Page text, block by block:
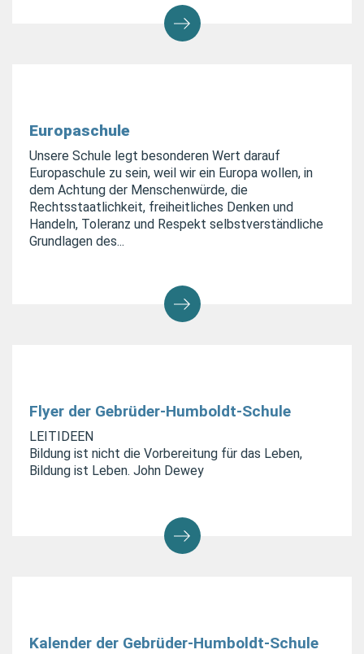
Europaschule
Unsere Schule legt besonderen Wert darauf
Europaschule zu sein, weil wir ein Europa wollen, in
dem Achtung der Menschenwürde, die
Rechtsstaatlichkeit, freiheitliches Denken und
Handeln, Toleranz und Respekt selbstverständliche
Grundlagen des...
Flyer der Gebrüder-Humboldt-Schule
LEITIDEEN
Bildung ist nicht die Vorbereitung für das Leben,
Bildung ist Leben. John Dewey
Kalender der Gebrüder-Humboldt-Schule